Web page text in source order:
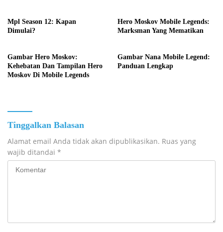
Mpl Season 12: Kapan
Dimulai?
Hero Moskov Mobile Legends:
Marksman Yang Mematikan
Gambar Hero Moskov:
Kehebatan Dan Tampilan Hero
Moskov Di Mobile Legends
Gambar Nana Mobile Legend:
Panduan Lengkap
Tinggalkan Balasan
Alamat email Anda tidak akan dipublikasikan. Ruas yang
wajib ditandai *